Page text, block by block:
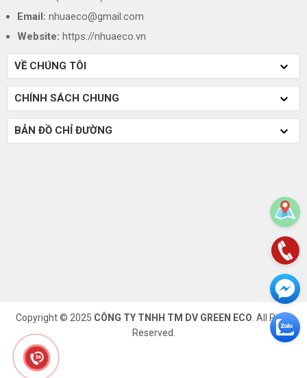
Email: nhuaeco@gmail.com
Website: https://nhuaeco.vn
VỀ CHÚNG TÔI
CHÍNH SÁCH CHUNG
BẢN ĐỒ CHỈ ĐƯỜNG
Copyright © 2025 CÔNG TY TNHH TM DV GREEN ECO . All Right
Reserved.